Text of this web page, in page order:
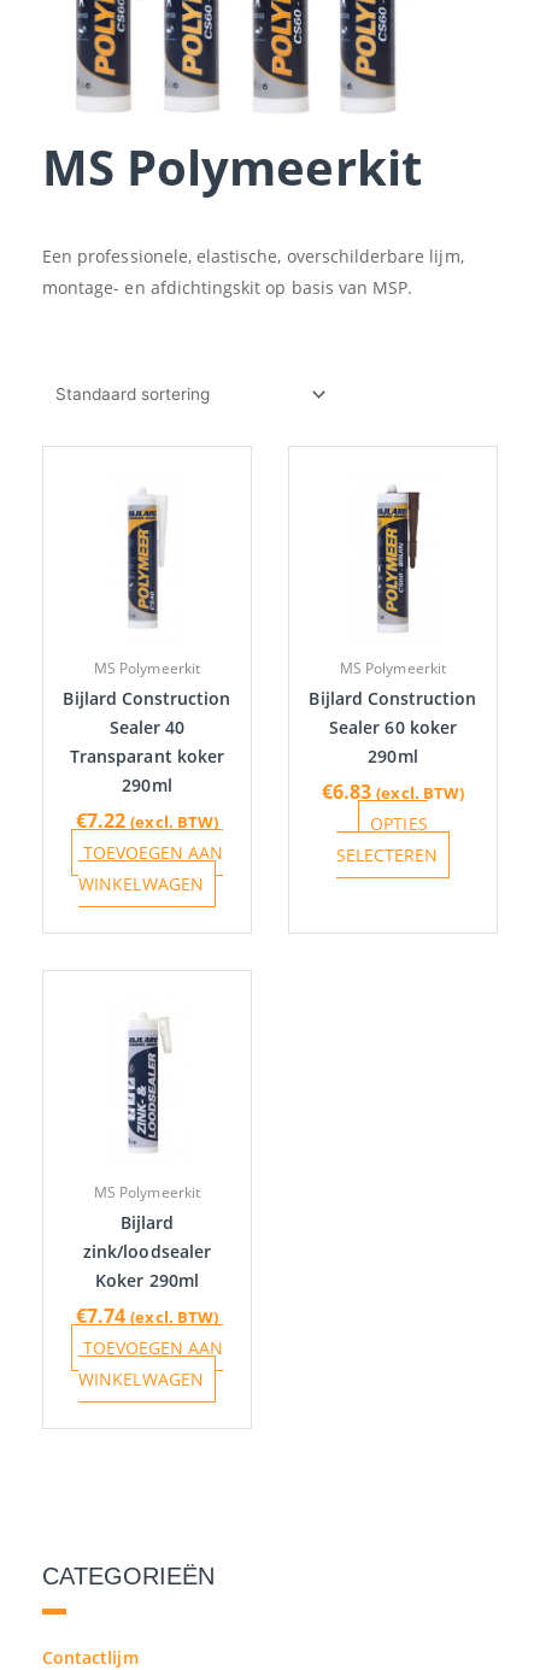
MS Polymeerkit
Een professionele, elastische, overschilderbare lijm,
montage- en afdichtingskit op basis van MSP.
MS Polymeerkit
Bijlard Construction
Sealer 40
Transparant koker
290ml
€7.22 (excl. BTW)
TOEVOEGEN AAN
WINKELWAGEN
MS Polymeerkit
Bijlard Construction
Sealer 60 koker
290ml
€6.83 (excl. BTW)
OPTIES
SELECTEREN
gekozen
de
MS Polymeerkit
Bijlard
zink/loodsealer
Koker 290ml
€7.74 (excl. BTW)
TOEVOEGEN AAN
WINKELWAGEN
CATEGORIEËN
Contactlijm